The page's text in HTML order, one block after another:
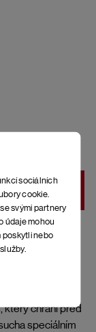
sociálních
cookie.
svými partnery
údaje mohou
poskytli nebo
korková
z gumy.
a pravidelně
který chrání před
speciálním